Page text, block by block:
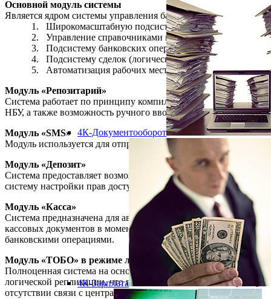
4К-Документооборот
4К-Зарплата
Основной модуль системы
Является ядром системы управления банком и включает в себя:
1. Широкомасштабную подсистему
2. Управление справочниками клиентов и счетов банка,
3. Подсистему банковских операций.
4. Подсистему сделок (логических банковских
5. Автоматизация рабочих мест операционистов,
Модуль «Репозитарий»
Система работает по принципу компилятора отчетов.
НБУ, а также возможность ручного ввода для формирования
Модуль «SMS»
Модуль используется для отправки на мобильные телефоны
Модуль «Депозит»
Система предоставляет возможность ведения депозитов для
систему настройки прав доступа и выполнения операций, что
Модуль «Касса»
Система предназначена для автоматизации работы кассы
кассовых документов в момент физической операции приема-
банковскими операциями.
Модуль «ТОБО» в режиме логической репликации
Полноценная система на основе основной базы банка,
логической репликации, что позволяет полностью
отсутствии связи с центральным офисом.